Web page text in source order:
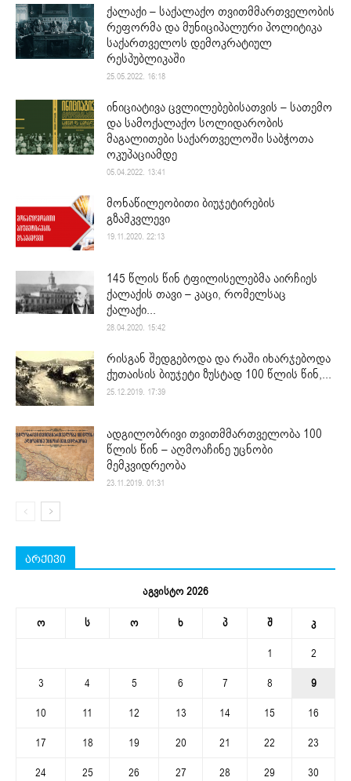
ქალაქი – საქალაქო თვითმმართველობის
რეფორმა და მუნიციპალური პოლიტიკა
საქართველოს დემოკრატიულ
რესპუბლიკაში
25.05.2022. 16:18
ინიციატივა ცვლილებებისათვის – სათემო
და სამოქალაქო სოლიდარობის
მაგალითები საქართველოში საბჭოთა
ოკუპაციამდე
05.04.2022. 13:41
მონაწილეობითი ბიუჯეტირების
გზამკვლევი
19.11.2020. 22:13
145 წლის წინ ტფილისელებმა აირჩიეს
ქალაქის თავი – კაცი, რომელსაც
ქალაქი...
28.04.2020. 15:42
რისგან შედგებოდა და რაში იხარჯებოდა
ქუთაისის ბიუჯეტი ზუსტად 100 წლის წინ,...
25.12.2019. 17:39
ადგილობრივი თვითმმართველობა 100
წლის წინ – აღმოაჩინე უცნობი
მემკვიდრეობა
23.11.2019. 01:31
არქივი
აგვისტო 2026
ო ს ო ხ პ შ კ
1
2
3
4 5 6 7 8
9
10
11 12 13 14 15
16
17
18 19 20 21 22
23
24
25 26 27 28 29
30